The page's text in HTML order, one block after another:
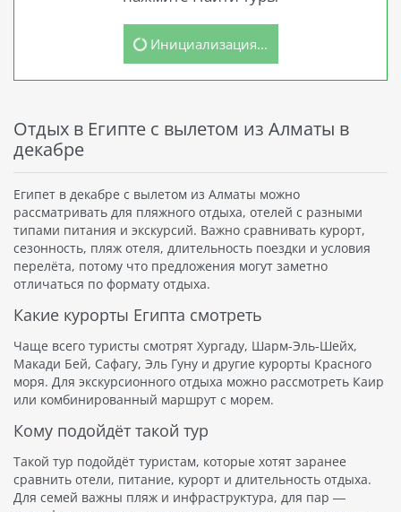
Инициализация...
Отдых в Египте с вылетом из Алматы в
декабре
Египет в декабре с вылетом из Алматы можно
рассматривать для пляжного отдыха, отелей с разными
типами питания и экскурсий. Важно сравнивать курорт,
сезонность, пляж отеля, длительность поездки и условия
перелёта, потому что предложения могут заметно
отличаться по формату отдыха.
Какие курорты Египта смотреть
Чаще всего туристы смотрят Хургаду, Шарм-Эль-Шейх,
Макади Бей, Сафагу, Эль Гуну и другие курорты Красного
моря. Для экскурсионного отдыха можно рассмотреть Каир
или комбинированный маршрут с морем.
Кому подойдёт такой тур
Такой тур подойдёт туристам, которые хотят заранее
сравнить отели, питание, курорт и длительность отдыха.
Для семей важны пляж и инфраструктура, для пар —